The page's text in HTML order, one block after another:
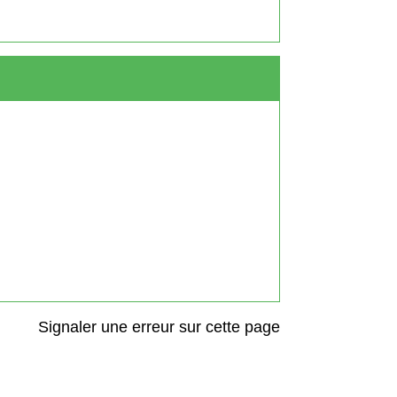
Signaler une erreur sur cette page